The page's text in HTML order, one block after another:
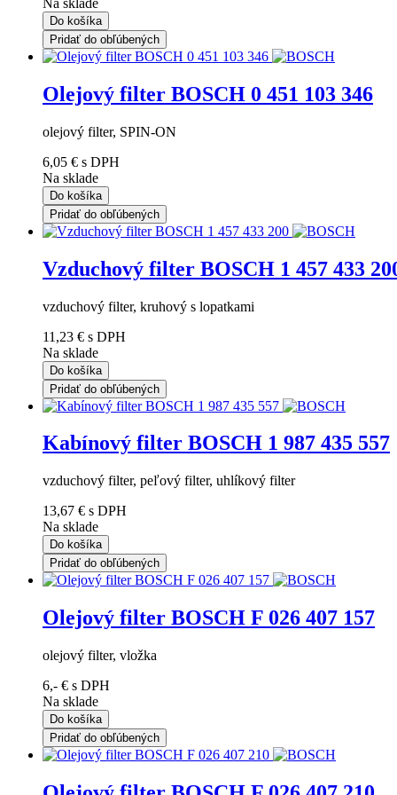
Na sklade
Do košíka
Pridať do obľúbených
Olejový filter BOSCH 0 451 103 346
olejový filter, SPIN-ON
6,05 € s DPH
Na sklade
Do košíka
Pridať do obľúbených
Vzduchový filter BOSCH 1 457 433
vzduchový filter, kruhový s lopatkami
11,23 € s DPH
Na sklade
Do košíka
Pridať do obľúbených
Kabínový filter BOSCH 1 987 435 557
vzduchový filter, peľový filter, uhlíkový filter
13,67 € s DPH
Na sklade
Do košíka
Pridať do obľúbených
Olejový filter BOSCH F 026 407 157
olejový filter, vložka
6,- € s DPH
Na sklade
Do košíka
Pridať do obľúbených